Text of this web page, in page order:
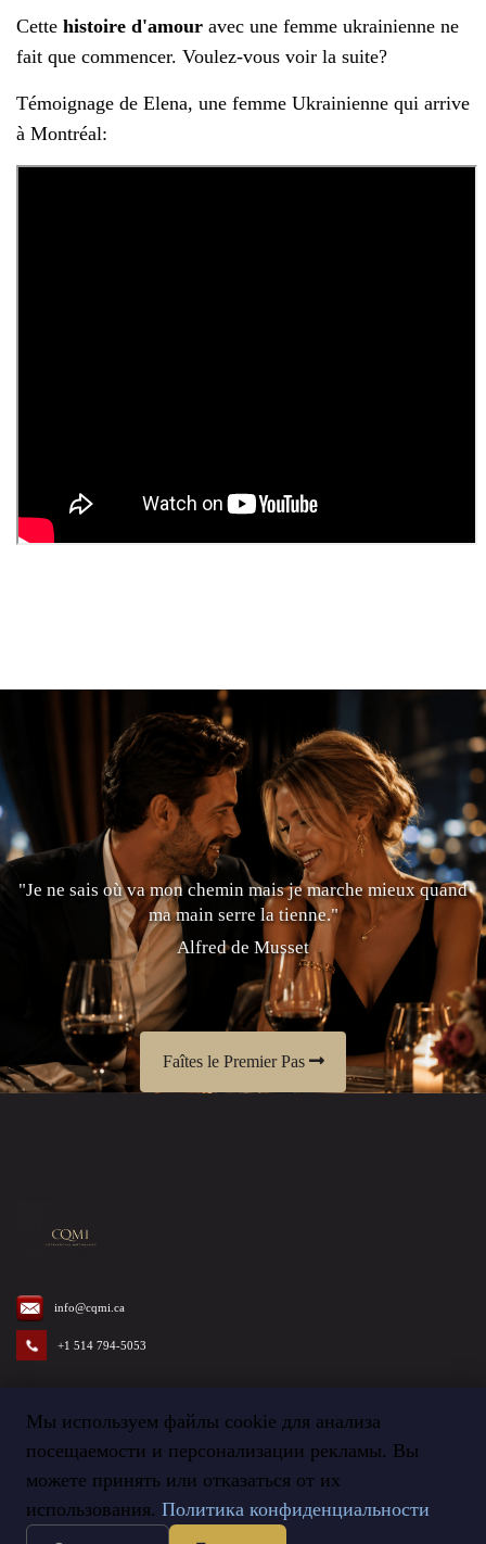
Мы используем файлы cookie для анализа
посещаемости и персонализации рекламы. Вы
можете принять или отказаться от их
использования. Политика конфиденциальности
Cette histoire d'amour avec une femme ukrainienne ne
fait que commencer. Voulez-vous voir la suite?
Témoignage de Elena, une femme Ukrainienne qui arrive
à Montréal:
"Je ne sais où va mon chemin mais je marche mieux quand
ma main serre la tienne."
Alfred de Musset
Faîtes le Premier Pas
info@cqmi.ca
+1 514 794-5053
Termes et Conditions©2026 Agence CQMI